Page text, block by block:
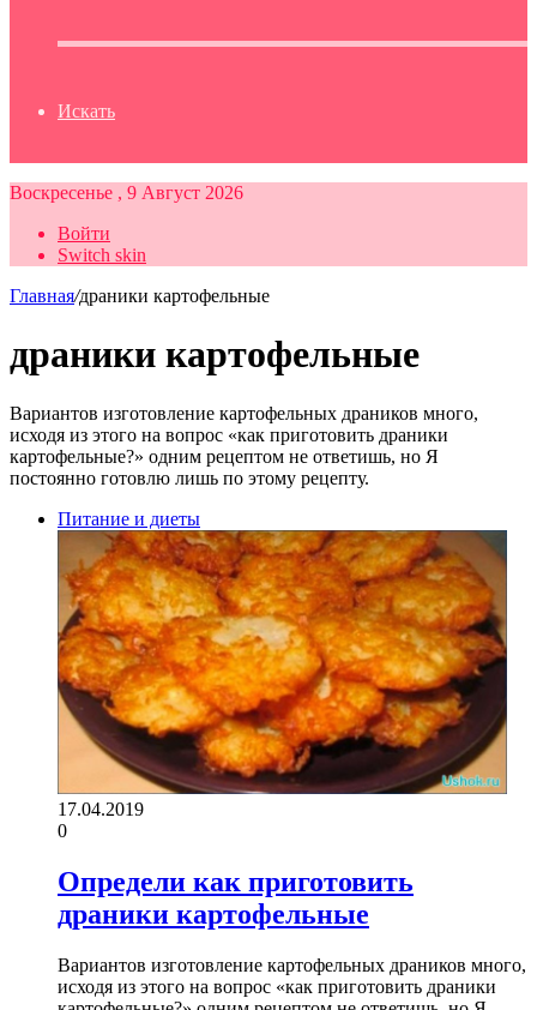
Искать
Воскресенье , 9 Август 2026
Войти
Switch skin
Главная/драники картофельные
драники картофельные
Вариантов изготовление картофельных драников много,
исходя из этого на вопрос «как приготовить драники
картофельные?» одним рецептом не ответишь, но Я
постоянно готовлю лишь по этому рецепту.
Питание и диеты
17.04.2019
0
Определи как приготовить
драники картофельные
Вариантов изготовление картофельных драников много,
исходя из этого на вопрос «как приготовить драники